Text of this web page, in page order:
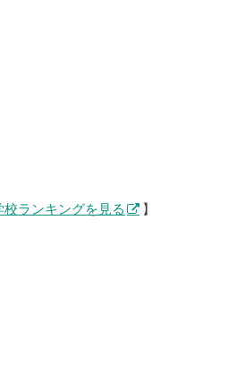
ランキングを見る 】